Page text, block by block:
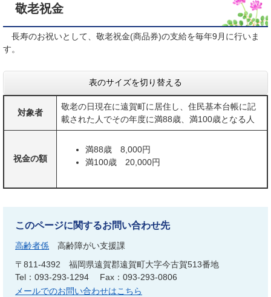
敬老祝金
長寿のお祝いとして、敬老祝金(商品券)の支給を毎年9月に行いま
す。
表のサイズを切り替える
対象者
敬老の日現在に遠賀町に居住し、住民基本台帳に記
載された人でその年度に満88歳、満100歳となる人
祝金の額
満88歳 8,000円
満100歳 20,000円
このページに関するお問い合わせ先
高齢者係
高齢障がい支援課
〒811-4392
福岡県遠賀郡遠賀町大字今古賀513番地
Tel：093-293-1294
Fax：093-293-0806
メールでのお問い合わせはこちら